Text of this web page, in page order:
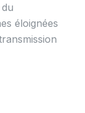
éloignées